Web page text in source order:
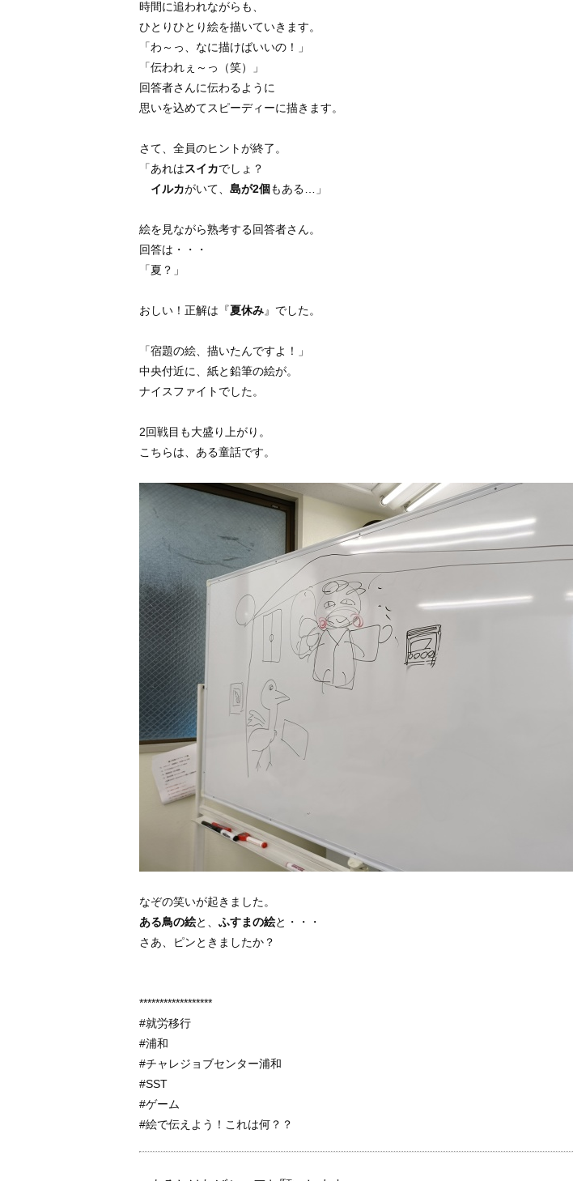
時間に追われながらも、
ひとりひとり絵を描いていきます。
「わ～っ、なに描けばいいの！」
「伝われぇ～っ（笑）」
回答者さんに伝わるように
思いを込めてスピーディーに描きます。
さて、全員のヒントが終了。
「あれはスイカでしょ？
イルカがいて、 島が2個もある…」
絵を見ながら熟考する回答者さん。
回答は・・・
「夏？」
おしい！正解は『夏休み』でした。
「宿題の絵、描いたんですよ！」
中央付近に、紙と鉛筆の絵が。
ナイスファイトでした。
2回戦目も大盛り上がり。
こちらは、ある童話です。
なぞの笑いが起きました。
ある鳥の絵と、 ふすまの絵と・・・
さあ、ピンときましたか？
******************
#就労移行
#浦和
#チャレジョブセンター浦和
#SST
#ゲーム
#絵で伝えよう！これは何？？